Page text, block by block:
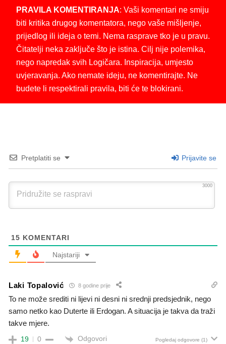
PRAVILA KOMENTIRANJA: Vaši komentari ne smiju
biti kritika drugog komentatora, nego vaše mišljenje,
prijedlog ili ideja o temi. Nema rasprave tko je u pravu.
Čitatelji neka zaključe što je istina. Cilj nije polemika,
nego napredak svih Logičara. Inspiracija, umjesto
uvjeravanja. Ako nemate ideju, ne komentirajte. Ne
budete li respektirali pravila, biti će te blokirani.
Pretplatiti se Prijavite se
3000
15 KOMENTARI
Najstariji
Laki Topalović 8 godine prije
To ne može srediti ni lijevi ni desni ni srednji predsjednik, nego
samo netko kao Duterte ili Erdogan. A situacija je takva da traži
takve mjere.
19 0 Odgovori Pogledaj odgovore (1)